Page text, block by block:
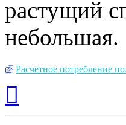
растущий
небольшая.
Расчетное потребление
началу